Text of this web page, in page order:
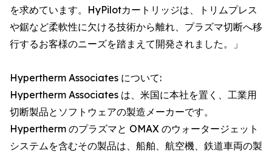
を求めています。HyPilotカートリッジは、トリムプレス
や鋸など柔軟性に欠ける技術から離れ、プラズマ切断へ移
行するお客様のニーズを踏まえて開発されました。」
Hypertherm Associates について:
Hypertherm Associates は、米国に本社を置く、工業用
切断製品とソフトウェアの製造メーカーです。
Hypertherm のプラズマと OMAX のウォータージェット
システムを含むその製品は、船舶、航空機、鉄道車両の製